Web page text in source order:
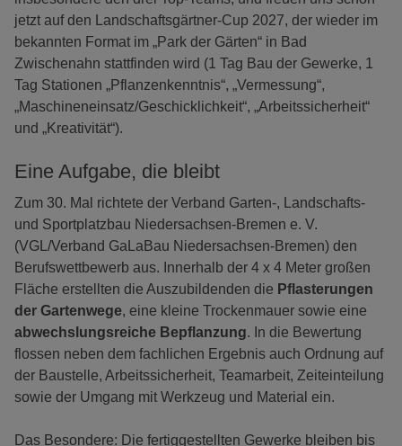
jetzt auf den Landschaftsgärtner-Cup 2027, der wieder im
bekannten Format im „Park der Gärten“ in Bad
Zwischenahn stattfinden wird (1 Tag Bau der Gewerke, 1
Tag Stationen „Pflanzenkenntnis“, „Vermessung“,
„Maschineneinsatz/Geschicklichkeit“, „Arbeitssicherheit“
und „Kreativität“).
Eine Aufgabe, die bleibt
Zum 30. Mal richtete der Verband Garten-, Landschafts-
und Sportplatzbau Niedersachsen-Bremen e. V.
(VGL/Verband GaLaBau Niedersachsen-Bremen) den
Berufswettbewerb aus. Innerhalb der 4 x 4 Meter großen
Fläche erstellten die Auszubildenden die Pflasterungen
der Gartenwege, eine kleine Trockenmauer sowie eine
abwechslungsreiche Bepflanzung. In die Bewertung
flossen neben dem fachlichen Ergebnis auch Ordnung auf
der Baustelle, Arbeitssicherheit, Teamarbeit, Zeiteinteilung
sowie der Umgang mit Werkzeug und Material ein.
Das Besondere: Die fertiggestellten Gewerke bleiben bis